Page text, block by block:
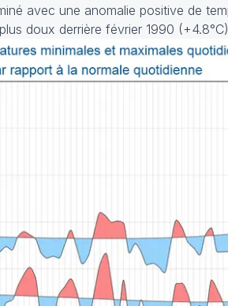
avec une anomalie positive de
doux derrière février 1990